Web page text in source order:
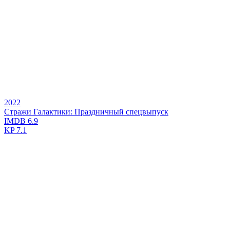
2022
Стражи Галактики: Праздничный спецвыпуск
IMDB 6.9
KP7.1